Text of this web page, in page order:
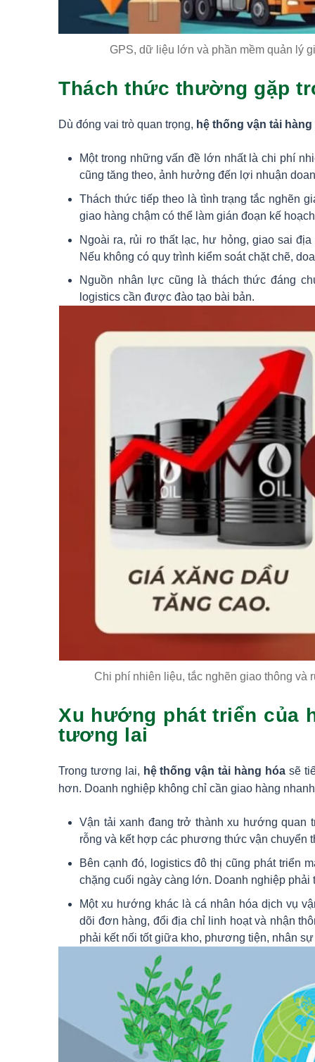
GPS, dữ liệu lớn và phần mềm quản lý
Thách thức thường gặp
Dù đóng vai trò quan trọng, hệ thống vận tải hàng
Một trong những vấn đề lớn nhất là chi phí
cũng tăng theo, ảnh hưởng đến lợi nhuận
Thách thức tiếp theo là tình trạng tắc nghẽn
giao hàng chậm có thể làm gián đoạn kế
Ngoài ra, rủi ro thất lạc, hư hỏng, giao sai
Nếu không có quy trình kiểm soát chặt chẽ,
Nguồn nhân lực cũng là thách thức đáng
logistics cần được đào tạo bài bản.
Chi phí nhiên liệu, tắc nghẽn giao thông
Xu hướng phát triển của
tương lai
Trong tương lai, hệ thống vận tải hàng hóasẽ
hơn. Doanh nghiệp không chỉ cần giao hàng
Vận tải xanh đang trở thành xu hướng quan
rỗng và kết hợp các phương thức vận
Bên cạnh đó, logistics đô thị cũng phát triển
chặng cuối ngày càng lớn. Doanh nghiệp phải
Một xu hướng khác là cá nhân hóa dịch vụ
dõi đơn hàng, đổi địa chỉ linh hoạt và nhận
phải kết nối tốt giữa kho, phương tiện, nhân